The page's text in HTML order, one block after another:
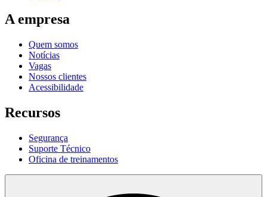
A empresa
Quem somos
Notícias
Vagas
Nossos clientes
Acessibilidade
Recursos
Segurança
Suporte Técnico
Oficina de treinamentos